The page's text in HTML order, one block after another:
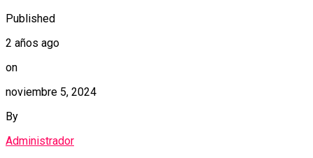
Published
2 años ago
on
noviembre 5, 2024
By
Administrador